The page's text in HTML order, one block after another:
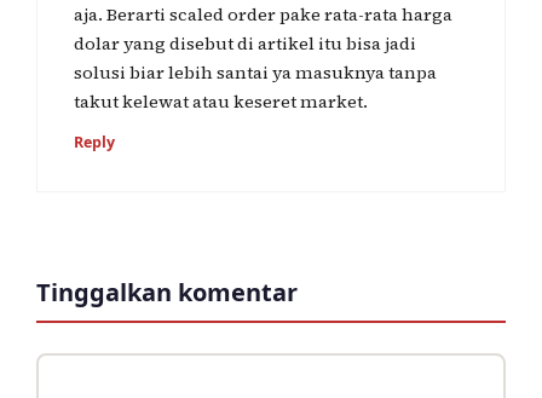
aja. Berarti scaled order pake rata-rata harga
dolar yang disebut di artikel itu bisa jadi
solusi biar lebih santai ya masuknya tanpa
takut kelewat atau keseret market.
Reply
Tinggalkan komentar
Komentar
Nama
Surel
Situs